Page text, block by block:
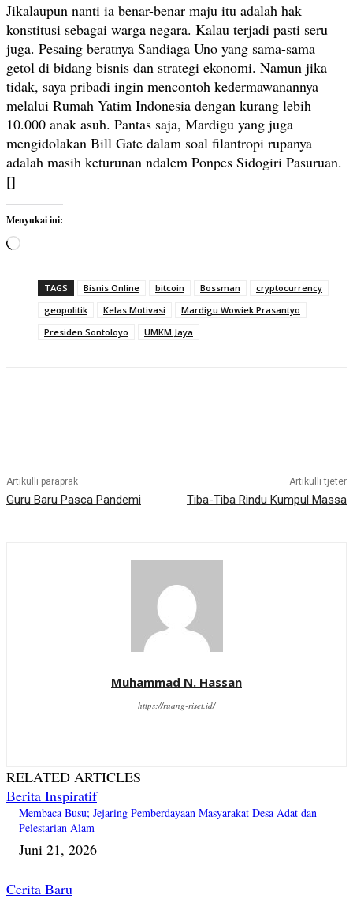
Jikalaupun nanti ia benar-benar maju itu adalah hak
konstitusi sebagai warga negara. Kalau terjadi pasti seru
juga. Pesaing beratnya Sandiaga Uno yang sama-sama
getol di bidang bisnis dan strategi ekonomi. Namun jika
tidak, saya pribadi ingin mencontoh kedermawanannya
melalui Rumah Yatim Indonesia dengan kurang lebih
10.000 anak asuh. Pantas saja, Mardigu yang juga
mengidolakan Bill Gate dalam soal filantropi rupanya
adalah masih keturunan ndalem Ponpes Sidogiri Pasuruan.
[]
Menyukai ini:
M
TAGS Bisnis Online bitcoin Bossman
cryptocurrency
geopolitik
Kelas Motivasi
Mardigu Wowiek Prasantyo
Presiden Sontoloyo
UMKM Jaya
Artikulli paraprak
Guru Baru Pasca Pandemi
Artikulli tjetër
Tiba-Tiba Rindu Kumpul Massa
Muhammad N. Hassan
https://ruang-riset.id/
RELATED ARTICLES
Berita Inspiratif
Membaca Busu; Jejaring Pemberdayaan Masyarakat Desa Adat dan
Pelestarian Alam
Juni 21, 2026
Cerita Baru